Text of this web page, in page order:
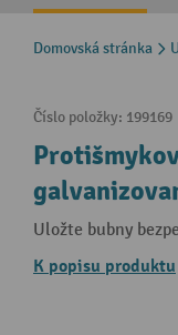
Domovská stránka
Číslo položky: 199169
Uložte bubny
K popisu produktu